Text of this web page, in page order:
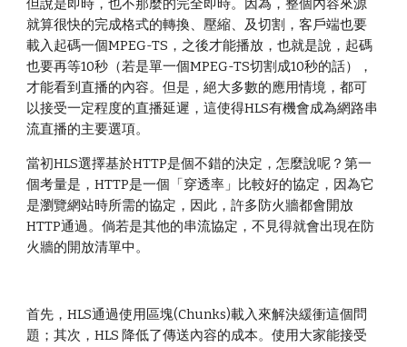
但說是即時，也不那麼的完全即時。因為，整個內容來源
就算很快的完成格式的轉換、壓縮、及切割，客戶端也要
載入起碼一個MPEG-TS，之後才能播放，也就是說，起碼
也要再等10秒（若是單一個MPEG-TS切割成10秒的話），
才能看到直播的內容。但是，絕大多數的應用情境，都可
以接受一定程度的直播延遲，這使得HLS有機會成為網路串
流直播的主要選項。
當初HLS選擇基於HTTP是個不錯的決定，怎麼說呢？第一
個考量是，HTTP是一個「穿透率」比較好的協定，因為它
是瀏覽網站時所需的協定，因此，許多防火牆都會開放
HTTP通過。倘若是其他的串流協定，不見得就會出現在防
火牆的開放清單中。
首先，HLS通過使用區塊(Chunks)載入來解決緩衝這個問
題；其次，HLS 降低了傳送內容的成本。使用大家能接受